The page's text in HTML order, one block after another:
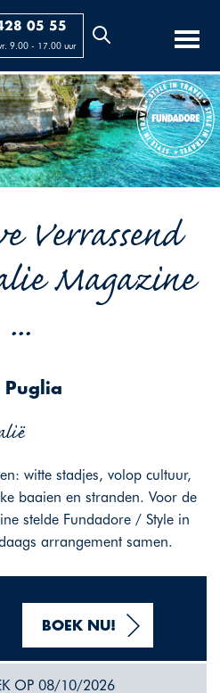
05 55
9.00 - 17.00 uur
Verrassend
Magazine
...
Puglia
witte stadjes, volop cultuur,
baaien en stranden. Voor de
stelde Fundadore / Style in
arrangement samen.
BOEK NU!
OP 08/10/2026